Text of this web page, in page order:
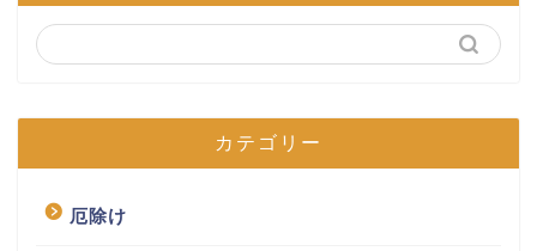
カテゴリー
厄除け